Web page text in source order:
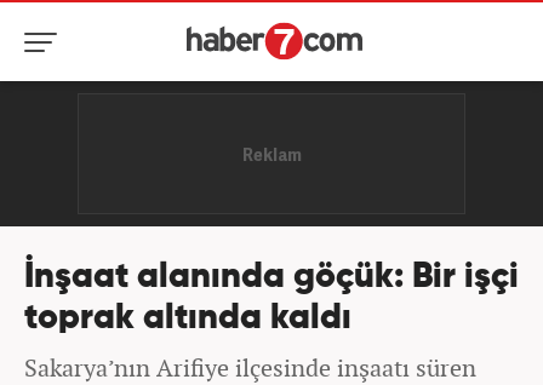
İnşaat alanında göçük: Bir işçi
toprak altında kaldı
Sakarya’nın Arifiye ilçesinde inşaatı süren